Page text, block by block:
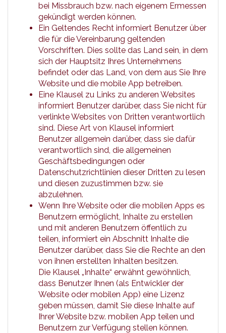
bei Missbrauch bzw. nach eigenem Ermessen
gekündigt werden können.
Ein Geltendes Recht informiert Benutzer über
die für die Vereinbarung geltenden
Vorschriften. Dies sollte das Land sein, in dem
sich der Hauptsitz Ihres Unternehmens
befindet oder das Land, von dem aus Sie Ihre
Website und die mobile App betreiben.
Eine Klausel zu Links zu anderen Websites
informiert Benutzer darüber, dass Sie nicht für
verlinkte Websites von Dritten verantwortlich
sind. Diese Art von Klausel informiert
Benutzer allgemein darüber, dass sie dafür
verantwortlich sind, die allgemeinen
Geschäftsbedingungen oder
Datenschutzrichtlinien dieser Dritten zu lesen
und diesen zuzustimmen bzw. sie
abzulehnen.
Wenn Ihre Website oder die mobilen Apps es
Benutzern ermöglicht, Inhalte zu erstellen
und mit anderen Benutzern öffentlich zu
teilen, informiert ein Abschnitt Inhalte die
Benutzer darüber, dass Sie die Rechte an den
von ihnen erstellten Inhalten besitzen.
Die Klausel „Inhalte“ erwähnt gewöhnlich,
dass Benutzer Ihnen (als Entwickler der
Website oder mobilen App) eine Lizenz
geben müssen, damit Sie diese Inhalte auf
Ihrer Website bzw. mobilen App teilen und
Benutzern zur Verfügung stellen können.